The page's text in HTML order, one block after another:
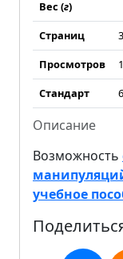
Вес (г)
Страниц
Просмотров
Стандарт
6
Описание
Возможность
учебное